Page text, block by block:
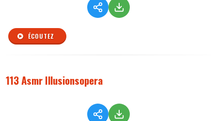
ÉCOUTEZ
113 Asmr Illusionsopera